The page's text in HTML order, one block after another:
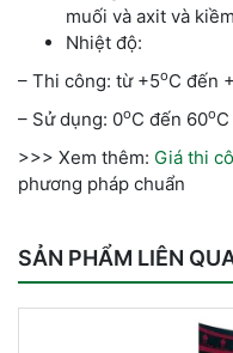
muối và axit và
Nhiệt độ:
– Thi công: từ +5oC đến
– Sử dụng: 0oC đến 60oC
>>> Xem thêm: Giá thi
phương pháp chuẩn
SẢN PHẨM LIÊN